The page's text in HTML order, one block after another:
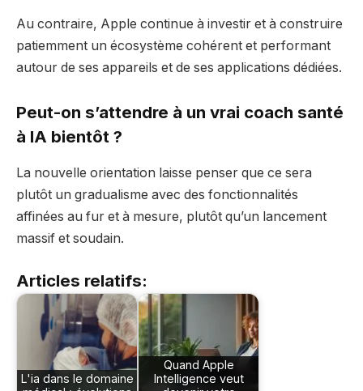
Au contraire, Apple continue à investir et à construire
patiemment un écosystème cohérent et performant
autour de ses appareils et de ses applications dédiées.
Peut-on s’attendre à un vrai coach santé
à IA bientôt ?
La nouvelle orientation laisse penser que ce sera
plutôt un gradualisme avec des fonctionnalités
affinées au fur et à mesure, plutôt qu’un lancement
massif et soudain.
Articles relatifs:
L'ia dans le domaine
Quand Apple
Intelligence veut